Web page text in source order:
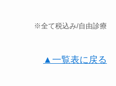
※全て税込み/自由診療
▲一覧表に戻る